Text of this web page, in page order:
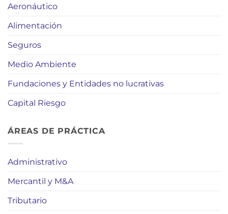
Aeronáutico
Alimentación
Seguros
Medio Ambiente
Fundaciones y Entidades no lucrativas
Capital Riesgo
ÁREAS DE PRÁCTICA
Administrativo
Mercantil y M&A
Tributario